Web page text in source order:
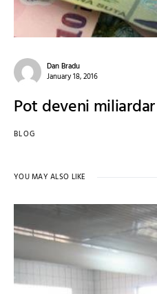
Dan Bradu
January 18, 2016
Pot deveni
BLOG
YOU MAY ALSO LIKE